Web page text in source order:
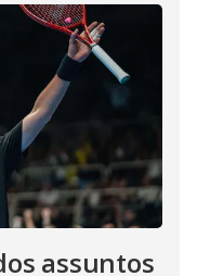
assuntos